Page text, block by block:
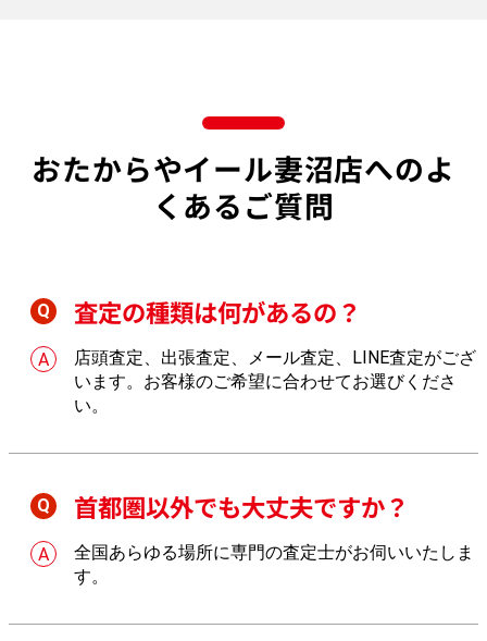
おたからやイール妻沼店へのよ
くあるご質問
査定の種類は何があるの？
店頭査定、出張査定、メール査定、LINE査定がござ
います。お客様のご希望に合わせてお選びくださ
い。
首都圏以外でも大丈夫ですか？
全国あらゆる場所に専門の査定士がお伺いいたしま
す。